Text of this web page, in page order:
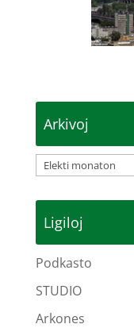
Arkivoj
Arkivoj
Ligiloj
Podkasto
STUDIO
Arkones